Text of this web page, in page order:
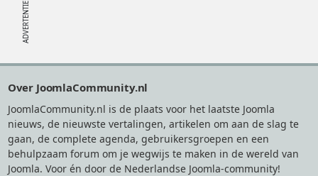
Over JoomlaCommunity.nl
JoomlaCommunity.nl is de plaats voor het laatste Joomla
nieuws, de nieuwste vertalingen, artikelen om aan de slag te
gaan, de complete agenda, gebruikersgroepen en een
behulpzaam forum om je wegwijs te maken in de wereld van
Joomla. Voor én door de Nederlandse Joomla-community!